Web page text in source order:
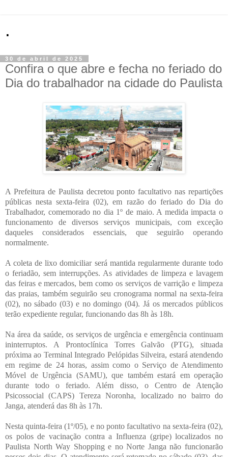
.
30 de abril de 2025
Confira o que abre e fecha no feriado do
Dia do trabalhador na cidade do Paulista
A Prefeitura de Paulista decretou ponto facultativo nas repartições
públicas nesta sexta-feira (02), em razão do feriado do Dia do
Trabalhador, comemorado no dia 1º de maio. A medida impacta o
funcionamento de diversos serviços municipais, com exceção
daqueles considerados essenciais, que seguirão operando
normalmente.
A coleta de lixo domiciliar será mantida regularmente durante todo
o feriadão, sem interrupções. As atividades de limpeza e lavagem
das feiras e mercados, bem como os serviços de varrição e limpeza
das praias, também seguirão seu cronograma normal na sexta-feira
(02), no sábado (03) e no domingo (04). Já os mercados públicos
terão expediente regular, funcionando das 8h às 18h.
Na área da saúde, os serviços de urgência e emergência continuam
ininterruptos. A Prontoclínica Torres Galvão (PTG), situada
próxima ao Terminal Integrado Pelópidas Silveira, estará atendendo
em regime de 24 horas, assim como o Serviço de Atendimento
Móvel de Urgência (SAMU), que também estará em operação
durante todo o feriado. Além disso, o Centro de Atenção
Psicossocial (CAPS) Tereza Noronha, localizado no bairro do
Janga, atenderá das 8h às 17h.
Nesta quinta-feira (1º/05), e no ponto facultativo na sexta-feira (02),
os polos de vacinação contra a Influenza (gripe) localizados no
Paulista North Way Shopping e no Norte Janga não funcionarão